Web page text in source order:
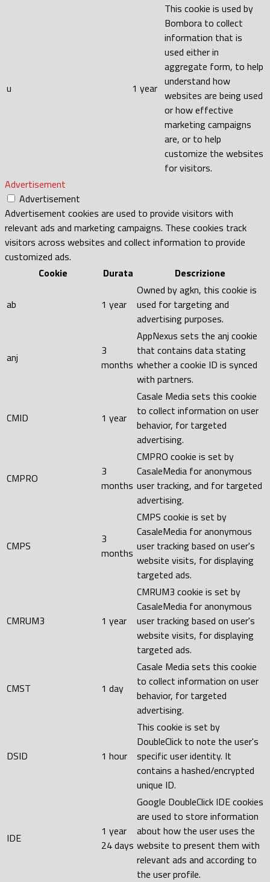
u 1 year
This cookie is used by
Bombora to collect
information that is
used either in
aggregate form, to help
understand how
websites are being used
or how effective
marketing campaigns
are, or to help
customize the websites
for visitors.
Advertisement
Advertisement
Advertisement cookies are used to provide visitors with
relevant ads and marketing campaigns. These cookies track
visitors across websites and collect information to provide
customized ads.
Cookie
Durata Descrizione
ab 1 year
Owned by agkn, this cookie is
used for targeting and
advertising purposes.
anj
3
months
AppNexus sets the anj cookie
that contains data stating
whether a cookie ID is synced
with partners.
CMID 1 year
Casale Media sets this cookie
to collect information on user
behavior, for targeted
advertising.
CMPRO
3
months
CMPRO cookie is set by
CasaleMedia for anonymous
user tracking, and for targeted
advertising.
CMPS
3
months
CMPS cookie is set by
CasaleMedia for anonymous
user tracking based on user's
website visits, for displaying
targeted ads.
CMRUM3 1 year
CMRUM3 cookie is set by
CasaleMedia for anonymous
user tracking based on user's
website visits, for displaying
targeted ads.
CMST 1 day
Casale Media sets this cookie
to collect information on user
behavior, for targeted
advertising.
DSID 1 hour
This cookie is set by
DoubleClick to note the user's
specific user identity. It
contains a hashed/encrypted
unique ID.
IDE
1 year
24 days
Google DoubleClick IDE cookies
are used to store information
about how the user uses the
website to present them with
relevant ads and according to
the user profile.